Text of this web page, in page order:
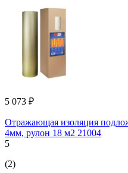
5 073 ₽
Отражающая изоляция
4мм, рулон 18 м2 21004
5
(2)